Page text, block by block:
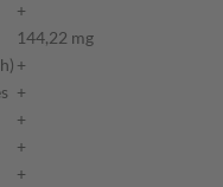
+
144,22 mg
+
+
+
+
+